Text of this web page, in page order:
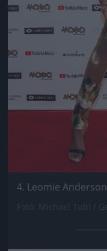
4. Leomie Anderson